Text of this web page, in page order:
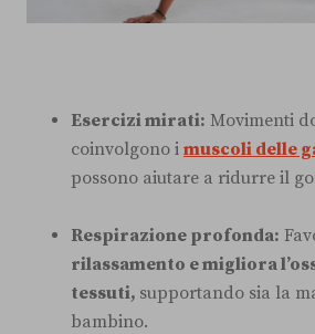
Esercizi mirati: Movimenti
coinvolgono i muscoli delle
possono aiutare a ridurre il
Respirazione profonda:
rilassamento e migliora
tessuti, supportando sia la
bambino.